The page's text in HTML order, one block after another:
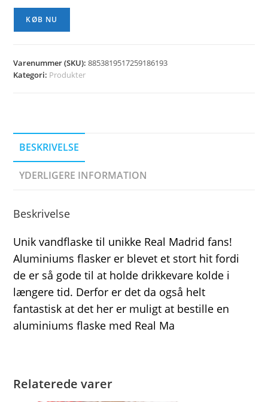
KØB NU
Varenummer (SKU):8853819517259186193
Kategori: Produkter
BESKRIVELSE
YDERLIGERE INFORMATION
Beskrivelse
Unik vandflaske til unikke Real Madrid fans!
Aluminiums flasker er blevet et stort hit fordi
de er så gode til at holde drikkevare kolde i
længere tid. Derfor er det da også helt
fantastisk at det her er muligt at bestille en
aluminiums flaske med Real Ma
Relaterede varer